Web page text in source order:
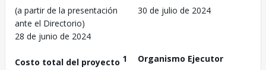
(a partir de la presentación
ante el Directorio)
28 de junio de 2024
30 de julio de 2024
Costo total del proyecto 1
Organismo Ejecutor